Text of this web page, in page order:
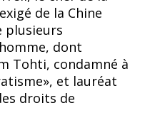
de la Chine
plusieurs
dont
Tohti, condamné à
et lauréat
droits de